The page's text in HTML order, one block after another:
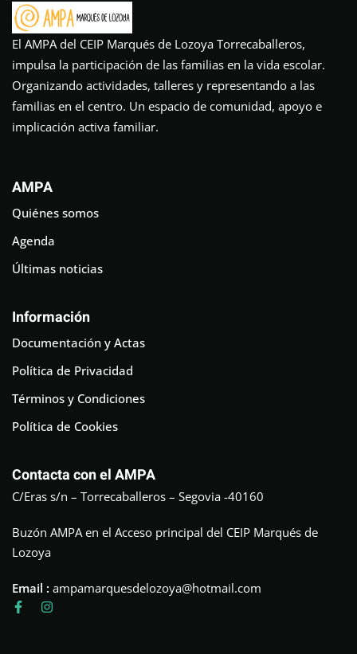
El AMPA del CEIP Marqués de Lozoya Torrecaballeros,
impulsa la participación de las familias en la vida escolar.
Organizando actividades, talleres y representando a las
familias en el centro. Un espacio de comunidad, apoyo e
implicación activa familiar.
AMPA
Quiénes somos
Agenda
Últimas noticias
Información
Documentación y Actas
Política de Privacidad
Términos y Condiciones
Política de Cookies
Contacta con el AMPA
C/Eras s/n – Torrecaballeros – Segovia -40160
Buzón AMPA en el Acceso principal del CEIP Marqués de
Lozoya
Email : ampamarquesdelozoya@hotmail.com